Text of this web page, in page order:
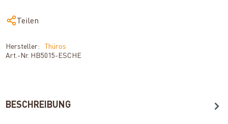
Teilen
Hersteller:
Thüros
Art.-Nr. HB5015-ESCHE
BESCHREIBUNG